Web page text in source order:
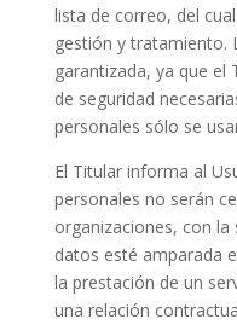
lista de correo, del
gestión y tratamiento.
garantizada, ya que
de seguridad
personales sólo se
El Titular informa al
personales no serán
organizaciones, con la
datos esté amparada
la prestación de un
una relación